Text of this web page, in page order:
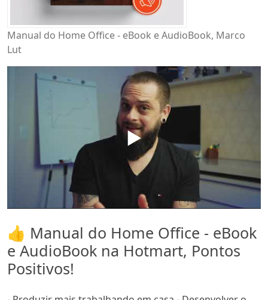
Manual do Home Office - eBook e AudioBook, Marco
Lut
▶️
👍 Manual do Home Office - eBook
e AudioBook na Hotmart, Pontos
Positivos!